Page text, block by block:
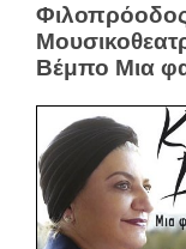
Βέμπο Μια